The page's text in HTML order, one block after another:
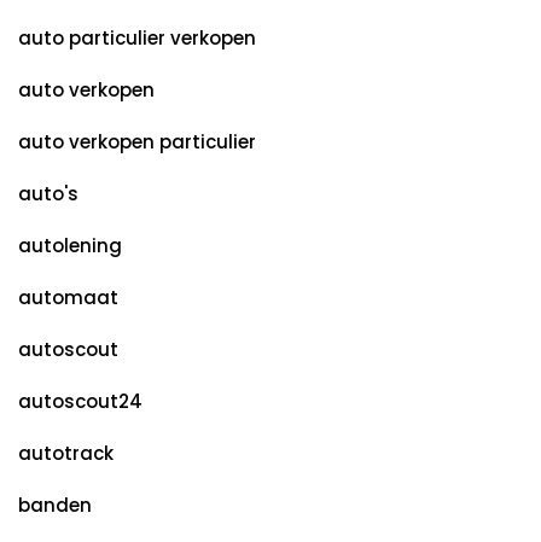
auto particulier verkopen
auto verkopen
auto verkopen particulier
auto's
autolening
automaat
autoscout
autoscout24
autotrack
banden